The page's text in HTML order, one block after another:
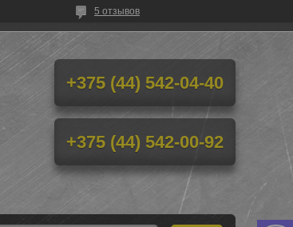
5 отзывов
+375 (44) 542-04-40
+375 (44) 542-00-92